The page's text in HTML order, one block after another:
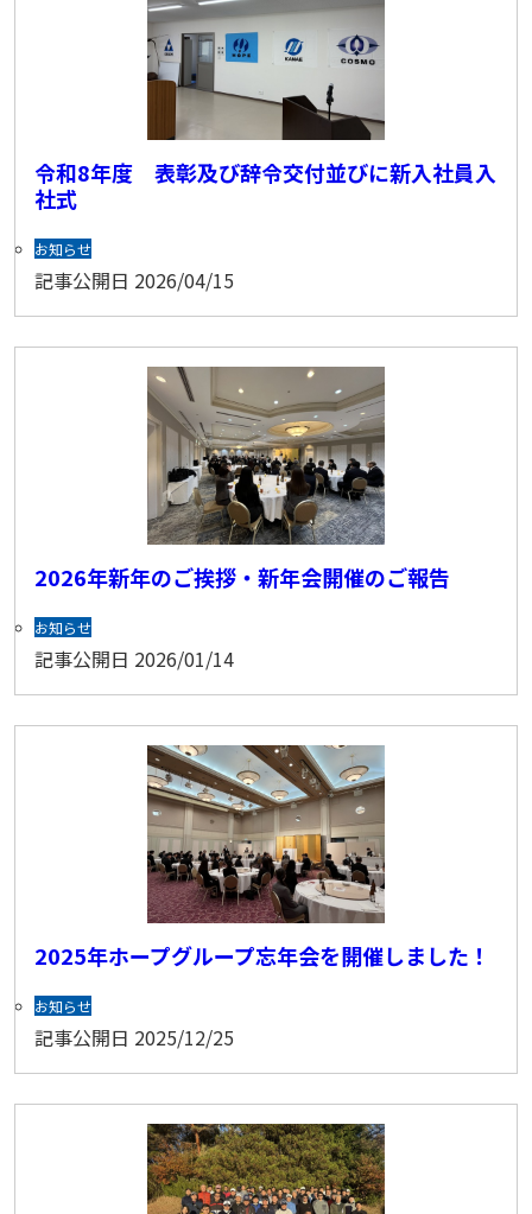
令和8年度 表彰及び辞令交付並びに新入社員入
社式
お知らせ
記事公開日 2026/04/15
2026年新年のご挨拶・新年会開催のご報告
お知らせ
記事公開日 2026/01/14
2025年ホープグループ忘年会を開催しました！
お知らせ
記事公開日 2025/12/25